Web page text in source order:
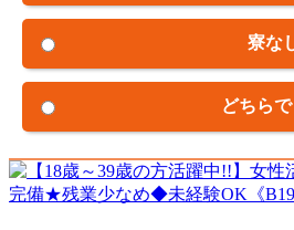
寮な
どちら